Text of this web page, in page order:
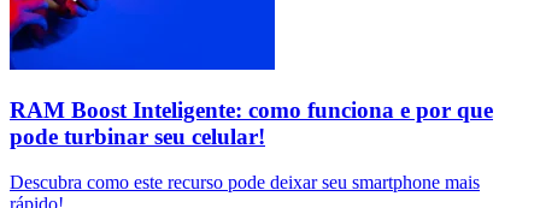
RAM Boost Inteligente: como funciona e por que
pode turbinar seu celular!
Descubra como este recurso pode deixar seu smartphone mais